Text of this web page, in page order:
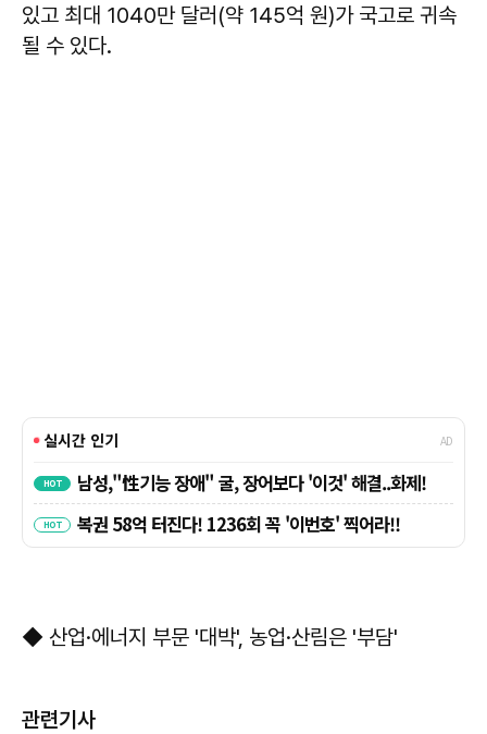
있고 최대 1040만 달러(약 145억 원)가 국고로 귀속
될 수 있다.
◆ 산업·에너지 부문 '대박', 농업·산림은 '부담'
관련기사